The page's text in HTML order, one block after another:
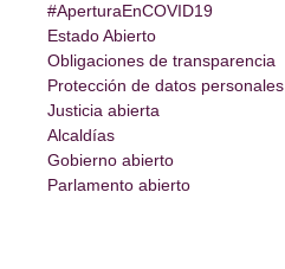
#AperturaEnCOVID19
Estado Abierto
Obligaciones de transparencia
Protección de datos personales
Justicia abierta
Alcaldías
Gobierno abierto
Parlamento abierto